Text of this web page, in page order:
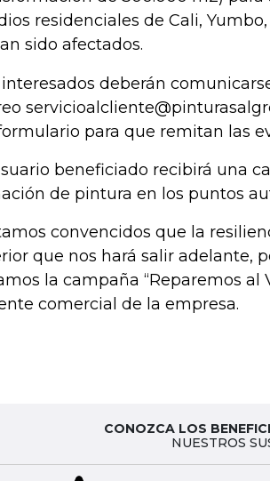
residenciales de Cali,
sido afectados.
interesados deberán
para que remitan las
beneficiado recibirá una
de pintura en los puntos
convencidos que la
que nos hará salir adelante,
la campaña “Reparemos al
comercial de la empresa.
CONOZCA LOS
NUESTROS